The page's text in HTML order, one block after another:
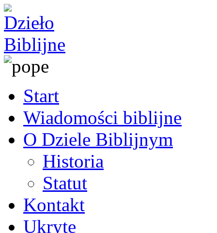
Start
Wiadomości biblijne
O Dziele Biblijnym
Historia
Statut
Kontakt
Ukryte